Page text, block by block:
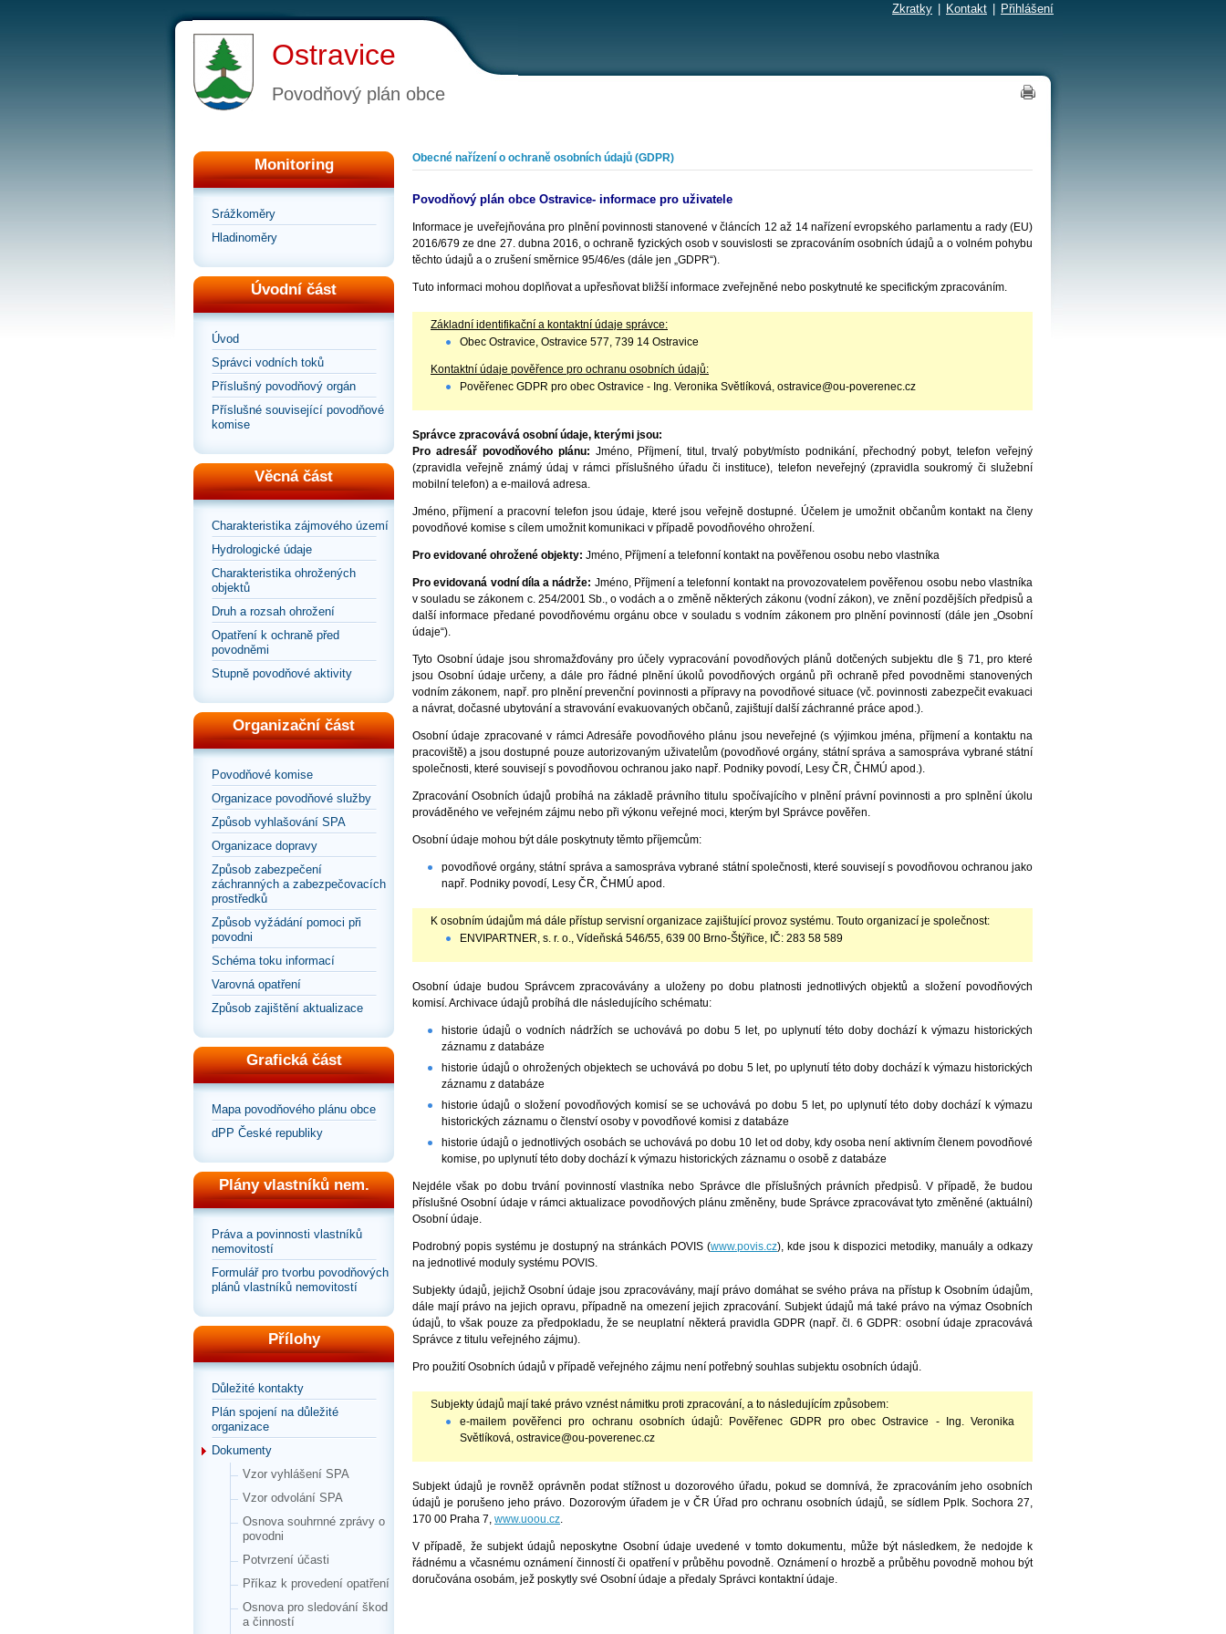
Zkratky Kontakt Přihlášení
Ostravice
Povodňový plán obce
Monitoring
Srážkoměry
Hladinoměry
Úvodní část
Úvod
Správci vodních toků
Příslušný povodňový orgán
Příslušné související povodňové
komise
Věcná část
Charakteristika zájmového území
Hydrologické údaje
Charakteristika ohrožených
objektů
Druh a rozsah ohrožení
Opatření k ochraně před
povodněmi
Stupně povodňové aktivity
Organizační část
Povodňové komise
Organizace povodňové služby
Způsob vyhlašování SPA
Organizace dopravy
Způsob zabezpečení
záchranných a zabezpečovacích
prostředků
Způsob vyžádání pomoci při
povodni
Schéma toku informací
Varovná opatření
Způsob zajištění aktualizace
Grafická část
Mapa povodňového plánu obce
dPP České republiky
Plány vlastníků nem.
Práva a povinnosti vlastníků
nemovitostí
Formulář pro tvorbu povodňových
plánů vlastníků nemovitostí
Přílohy
Důležité kontakty
Plán spojení na důležité
organizace
Dokumenty
Vzor vyhlášení SPA
Vzor odvolání SPA
Osnova souhrnné zprávy o
povodni
Potvrzení účasti
Příkaz k provedení opatření
Osnova pro sledování škod
a činností
Obecné nařízení o ochraně osobních údajů (GDPR)
Povodňový plán obce Ostravice- informace pro uživatele
Informace je uveřejňována pro plnění povinnosti stanovené v článcích 12 až 14 nařízení evropského parlamentu a rady (EU)
2016/679 ze dne 27. dubna 2016, o ochraně fyzických osob v souvislosti se zpracováním osobních údajů a o volném pohybu
těchto údajů a o zrušení směrnice 95/46/es (dále jen „GDPR“).
Tuto informaci mohou doplňovat a upřesňovat bližší informace zveřejněné nebo poskytnuté ke specifickým zpracováním.
Základní identifikační a kontaktní údaje správce:
Obec Ostravice, Ostravice 577, 739 14 Ostravice
Kontaktní údaje pověřence pro ochranu osobních údajů:
Pověřenec GDPR pro obec Ostravice - Ing. Veronika Světlíková, ostravice@ou-poverenec.cz
Správce zpracovává osobní údaje, kterými jsou:
Pro adresář povodňového plánu: Jméno, Příjmení, titul, trvalý pobyt/místo podnikání, přechodný pobyt, telefon veřejný
(zpravidla veřejně známý údaj v rámci příslušného úřadu či instituce), telefon neveřejný (zpravidla soukromý či služební
mobilní telefon) a e-mailová adresa.
Jméno, příjmení a pracovní telefon jsou údaje, které jsou veřejně dostupné. Účelem je umožnit občanům kontakt na členy
povodňové komise s cílem umožnit komunikaci v případě povodňového ohrožení.
Pro evidované ohrožené objekty: Jméno, Příjmení a telefonní kontakt na pověřenou osobu nebo vlastníka
Pro evidovaná vodní díla a nádrže: Jméno, Příjmení a telefonní kontakt na provozovatelem pověřenou osobu nebo vlastníka
v souladu se zákonem c. 254/2001 Sb., o vodách a o změně některých zákonu (vodní zákon), ve znění pozdějších předpisů a
další informace předané povodňovému orgánu obce v souladu s vodním zákonem pro plnění povinností (dále jen „Osobní
údaje“).
Tyto Osobní údaje jsou shromažďovány pro účely vypracování povodňových plánů dotčených subjektu dle § 71, pro které
jsou Osobní údaje určeny, a dále pro řádné plnění úkolů povodňových orgánů při ochraně před povodněmi stanovených
vodním zákonem, např. pro plnění prevenční povinnosti a přípravy na povodňové situace (vč. povinnosti zabezpečit evakuaci
a návrat, dočasné ubytování a stravování evakuovaných občanů, zajištují další záchranné práce apod.).
Osobní údaje zpracované v rámci Adresáře povodňového plánu jsou neveřejné (s výjimkou jména, příjmení a kontaktu na
pracoviště) a jsou dostupné pouze autorizovaným uživatelům (povodňové orgány, státní správa a samospráva vybrané státní
společnosti, které souvisejí s povodňovou ochranou jako např. Podniky povodí, Lesy ČR, ČHMÚ apod.).
Zpracování Osobních údajů probíhá na základě právního titulu spočívajícího v plnění právní povinnosti a pro splnění úkolu
prováděného ve veřejném zájmu nebo při výkonu veřejné moci, kterým byl Správce pověřen.
Osobní údaje mohou být dále poskytnuty těmto příjemcům:
povodňové orgány, státní správa a samospráva vybrané státní společnosti, které souvisejí s povodňovou ochranou jako
např. Podniky povodí, Lesy ČR, ČHMÚ apod.
K osobním údajům má dále přístup servisní organizace zajištující provoz systému. Touto organizací je společnost:
ENVIPARTNER, s. r. o., Vídeňská 546/55, 639 00 Brno-Štýřice, IČ: 283 58 589
Osobní údaje budou Správcem zpracovávány a uloženy po dobu platnosti jednotlivých objektů a složení povodňových
komisí. Archivace údajů probíhá dle následujícího schématu:
historie údajů o vodních nádržích se uchovává po dobu 5 let, po uplynutí této doby dochází k výmazu historických
záznamu z databáze
historie údajů o ohrožených objektech se uchovává po dobu 5 let, po uplynutí této doby dochází k výmazu historických
záznamu z databáze
historie údajů o složení povodňových komisí se se uchovává po dobu 5 let, po uplynutí této doby dochází k výmazu
historických záznamu o členství osoby v povodňové komisi z databáze
historie údajů o jednotlivých osobách se uchovává po dobu 10 let od doby, kdy osoba není aktivním členem povodňové
komise, po uplynutí této doby dochází k výmazu historických záznamu o osobě z databáze
Nejdéle však po dobu trvání povinností vlastníka nebo Správce dle příslušných právních předpisů. V případě, že budou
příslušné Osobní údaje v rámci aktualizace povodňových plánu změněny, bude Správce zpracovávat tyto změněné (aktuální)
Osobní údaje.
Podrobný popis systému je dostupný na stránkách POVIS (www.povis.cz), kde jsou k dispozici metodiky, manuály a odkazy
na jednotlivé moduly systému POVIS.
Subjekty údajů, jejichž Osobní údaje jsou zpracovávány, mají právo domáhat se svého práva na přístup k Osobním údajům,
dále mají právo na jejich opravu, případně na omezení jejich zpracování. Subjekt údajů má také právo na výmaz Osobních
údajů, to však pouze za předpokladu, že se neuplatní některá pravidla GDPR (např. čl. 6 GDPR: osobní údaje zpracovává
Správce z titulu veřejného zájmu).
Pro použití Osobních údajů v případě veřejného zájmu není potřebný souhlas subjektu osobních údajů.
Subjekty údajů mají také právo vznést námitku proti zpracování, a to následujícím způsobem:
e-mailem pověřenci pro ochranu osobních údajů: Pověřenec GDPR pro obec Ostravice - Ing. Veronika
Světlíková, ostravice@ou-poverenec.cz
Subjekt údajů je rovněž oprávněn podat stížnost u dozorového úřadu, pokud se domnívá, že zpracováním jeho osobních
údajů je porušeno jeho právo. Dozorovým úřadem je v ČR Úřad pro ochranu osobních údajů, se sídlem Pplk. Sochora 27,
170 00 Praha 7, www.uoou.cz.
V případě, že subjekt údajů neposkytne Osobní údaje uvedené v tomto dokumentu, může být následkem, že nedojde k
řádnému a včasnému oznámení činností či opatření v průběhu povodně. Oznámení o hrozbě a průběhu povodně mohou být
doručována osobám, jež poskytly své Osobní údaje a předaly Správci kontaktní údaje.